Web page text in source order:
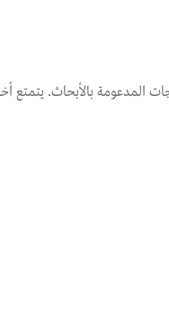
المدعومة بالأبحاث. يتمتع